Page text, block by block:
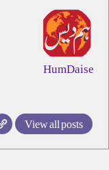
HumDaise
View all posts